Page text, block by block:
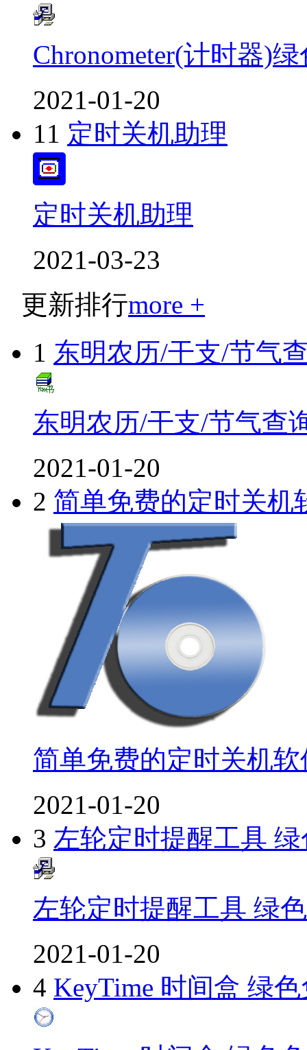
Chronometer(计时器)
2021-01-20
11 定时关机助理
定时关机助理
2021-03-23
更新排行more +
1 东明农历/干支/节气
东明农历/干支/节气查
2021-01-20
2 简单免费的定时关机
简单免费的定时关机软
2021-01-20
3 左轮定时提醒工具
左轮定时提醒工具 绿
2021-01-20
4 KeyTime 时间盒 绿